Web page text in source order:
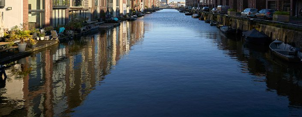
NEWSLETTER ABONNIEREN
Please select all the ways you would like to hear from us
Ich stimme zu
Ja, ich möchte ein Kundenkonto eröffnen und akzeptiere die